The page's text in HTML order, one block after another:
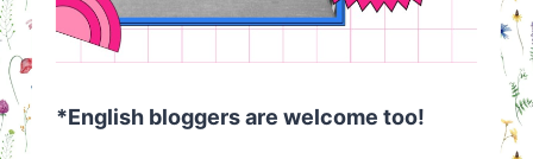
*English bloggers are welcome too!